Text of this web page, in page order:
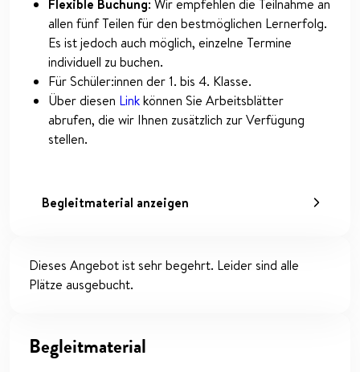
Flexible Buchung: Wir empfehlen die Teilnahme an
allen fünf Teilen für den bestmöglichen Lernerfolg.
Es ist jedoch auch möglich, einzelne Termine
individuell zu buchen.
Für Schüler:innen der 1. bis 4. Klasse.
Über diesen Linkkönnen Sie Arbeitsblätter
abrufen, die wir Ihnen zusätzlich zur Verfügung
stellen.
Begleitmaterial anzeigen
Dieses Angebot ist sehr begehrt. Leider sind alle
Plätze ausgebucht.
Begleitmaterial